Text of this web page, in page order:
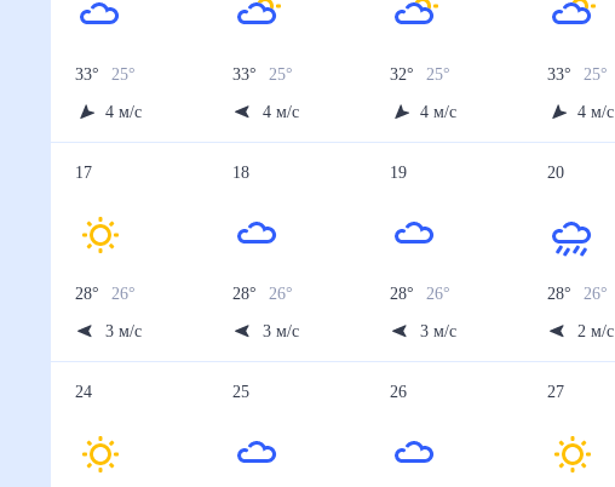
33° 25°
4 м/с
33° 25°
4 м/с
32° 25°
4 м/с
33° 25°
4 м/с
17
28° 26
3 м/с
18
28° 26
3 м/с
19
28° 26
3 м/с
20
28° 26
2 м/с
24 25 26 27